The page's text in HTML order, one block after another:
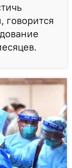
говорится